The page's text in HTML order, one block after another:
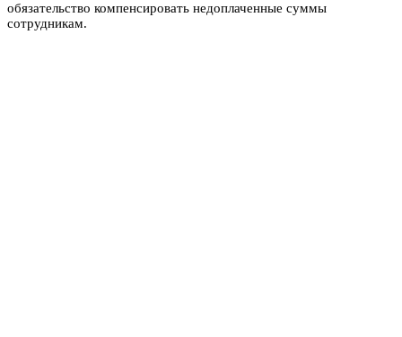
обязательство компенсировать недоплаченные суммы
сотрудникам.